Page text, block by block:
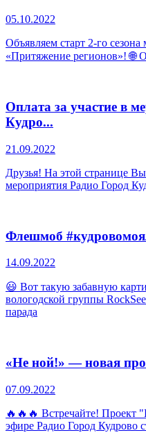
05.10.2022
Объявляем старт 2-го
«Притяжение регионов»! 🌐
Оплата за участие в
Кудро...
21.09.2022
Друзья! На этой странице
мероприятия Радио Город
Флешмоб
14.09.2022
😃 Вот такую забавную
вологодской группы
парада
«Не ной!» — новая
07.09.2022
🔥🔥🔥 Встречайте!
эфире Радио Город Кудрово